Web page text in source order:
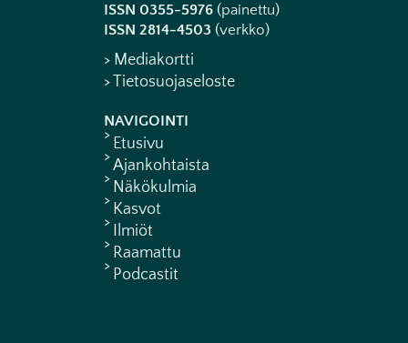
ISSN 0355-5976 (painettu)
ISSN 2814-4503 (verkko)
> Mediakortti
> Tietosuojaseloste
NAVIGOINTI
Etusivu
Ajankohtaista
Näkökulmia
Kasvot
Ilmiöt
Raamattu
Podcastit